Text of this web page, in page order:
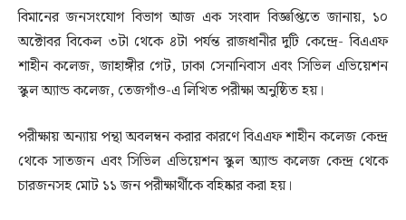
বিমানের জনসংযোগ বিভাগ আজ এক সংবাদ বিজ্ঞপ্তিতে জানায়, ১০
অক্টোবর বিকেল ৩টা থেকে ৪টা পর্যন্ত রাজধানীর দুটি কেন্দ্রে- বিএএফ
শাহীন কলেজ, জাহাঙ্গীর গেট, ঢাকা সেনানিবাস এবং সিভিল এভিয়েশন
স্কুল অ্যান্ড কলেজ, তেজগাঁও-এ লিখিত পরীক্ষা অনুষ্ঠিত হয়।
পরীক্ষায় অন্যায় পন্থা অবলম্বন করার কারণে বিএএফ শাহীন কলেজ কেন্দ্র
থেকে সাতজন এবং সিভিল এভিয়েশন স্কুল অ্যান্ড কলেজ কেন্দ্র থেকে
চারজনসহ মোট ১১ জন পরীক্ষার্থীকে বহিষ্কার করা হয়।